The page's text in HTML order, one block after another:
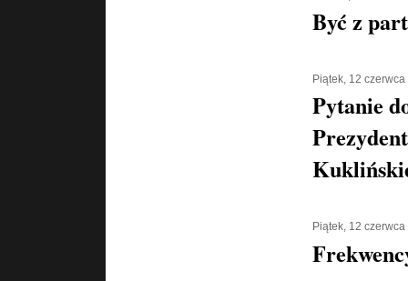
Być z
Piątek, 12
Pytanie
Piątek, 12